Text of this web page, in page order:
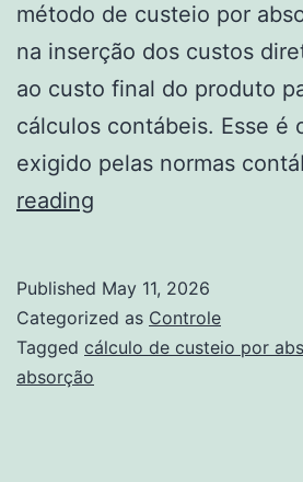
método de custeio por
na inserção dos custos
ao custo final do produto
cálculos contábeis. Esse é
exigido pelas normas
reading
cálculo
de
custeio
Published May 11, 2026
Categorized as Controle
Tagged cálculo de custeio por
absorção